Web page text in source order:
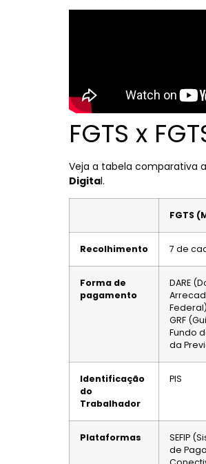
FGTS x
Veja a tabela comparativa
Digital.
FGTS
Recolhimento 7 de
Forma de
pagamento
DARE
GRF
Fundo
da
Identificação
do
Trabalhador
PIS
Plataformas
SEFIP
de